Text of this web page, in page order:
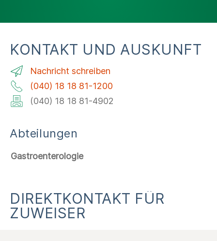
KONTAKT UND AUSKUNFT
Nachricht schreiben
(040) 18 18 81-1200
(040) 18 18 81-4902
Abteilungen
Gastroenterologie
DIREKTKONTAKT FÜR
ZUWEISER